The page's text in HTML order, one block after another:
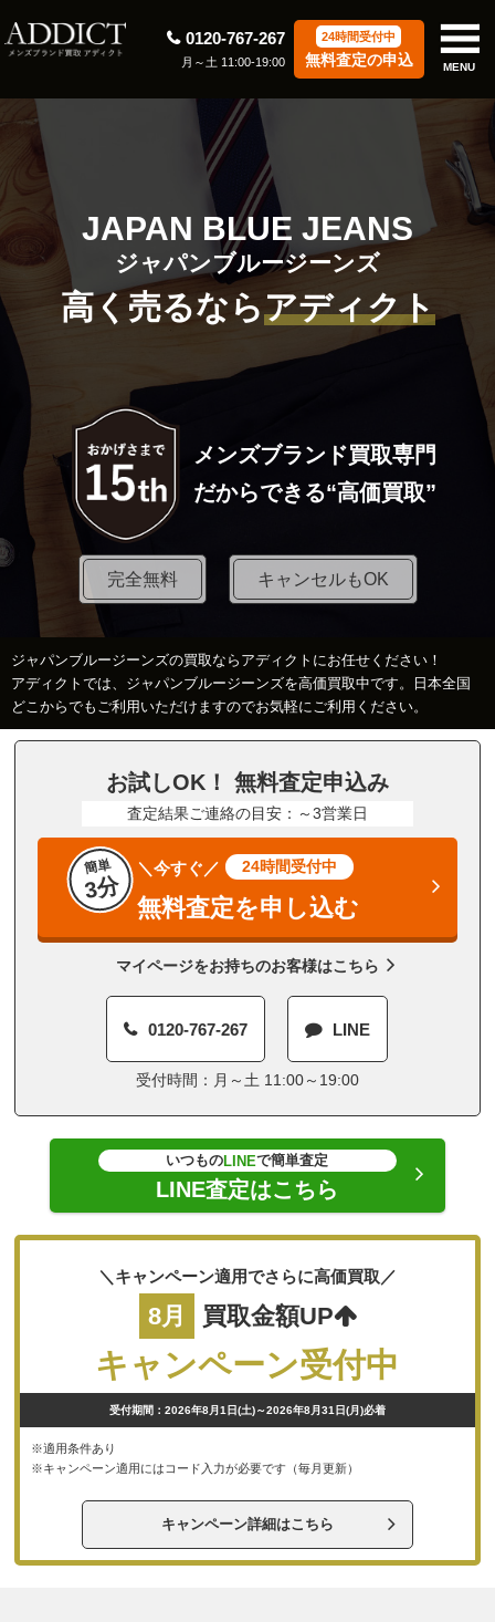
0120-767-267
月～土 11:00-19:00
24時間受付中
無料査定の申込 MENU
JAPAN BLUE JEANS
ジャパンブルージーンズ
高く売るならアディクト
メンズブランド買取専門
だからできる“高価買取”
完全無料 キャンセルもOK
ジャパンブルージーンズの買取ならアディクトにお任せください！
アディクトでは、ジャパンブルージーンズを高価買取中です。日本全国
どこからでもご利用いただけますのでお気軽にご利用ください。
お試しOK！ 無料査定申込み
査定結果ご連絡の目安：～3営業日
簡単
3分
＼今すぐ／ 24時間受付中
無料査定を申し込む
マイページをお持ちのお客様はこちら
0120-767-267 LINE
受付時間：月～土 11:00～19:00
いつものLINEで簡単査定
LINE査定はこちら
＼キャンペーン適用でさらに高価買取／
8月 買取金額UP
キャンペーン受付中
受付期間：2026年8月1日(土)～2026年8月31日(月)必着
※適用条件あり
※キャンペーン適用にはコード入力が必要です（毎月更新）
キャンペーン詳細はこちら